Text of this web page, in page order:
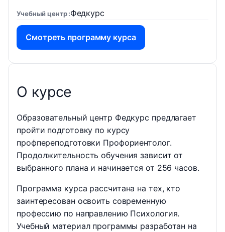
Учебный центр Федкурс
Смотреть программу курса
О курсе
Образовательный центр Федкурс предлагает
пройти подготовку по курсу
профпереподготовки Профориентолог.
Продолжительность обучения зависит от
выбранного плана и начинается от 256 часов.
Программа курса рассчитана на тех, кто
заинтересован освоить современную
профессию по направлению Психология.
Учебный материал программы разработан на